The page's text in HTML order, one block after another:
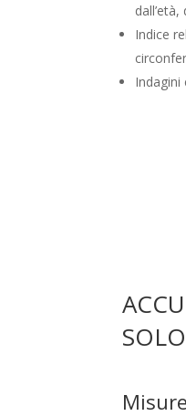
Indice
Indagini